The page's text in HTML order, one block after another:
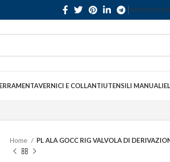
SERVIZIO
VERNICI E COLLANTIUTENSILI MANUALI
Home PL ALA GOCC RIG VALVOLA DI